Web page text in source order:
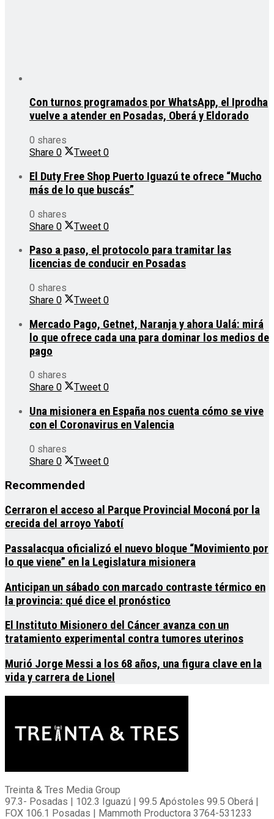
Con turnos programados por WhatsApp, el Iprodha
vuelve a atender en Posadas, Oberá y Eldorado
0 shares
Share 0 Tweet 0
El Duty Free Shop Puerto Iguazú te ofrece “Mucho
más de lo que buscás”
0 shares
Share 0 Tweet 0
Paso a paso, el protocolo para tramitar las
licencias de conducir en Posadas
0 shares
Share 0 Tweet 0
Mercado Pago, Getnet, Naranja y ahora Ualá: mirá
lo que ofrece cada una para dominar los medios de
pago
0 shares
Share 0 Tweet 0
Una misionera en España nos cuenta cómo se vive
con el Coronavirus en Valencia
0 shares
Share 0 Tweet 0
Recommended
Cerraron el acceso al Parque Provincial Moconá por la
crecida del arroyo Yabotí
Passalacqua oficializó el nuevo bloque “Movimiento por
lo que viene” en la Legislatura misionera
Anticipan un sábado con marcado contraste térmico en
la provincia: qué dice el pronóstico
El Instituto Misionero del Cáncer avanza con un
tratamiento experimental contra tumores uterinos
Murió Jorge Messi a los 68 años, una figura clave en la
vida y carrera de Lionel
Treinta & Tres Media Group
97.3- Posadas | 102.3 Iguazú | 99.5 Apóstoles 99.5 Oberá |
FOX 106.1 Posadas | Mammoth Productora 3764-531233